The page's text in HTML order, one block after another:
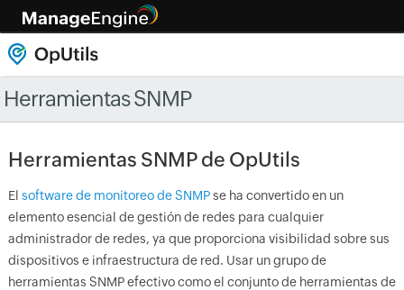
Herramientas SNMP
Herramientas SNMP de OpUtils
El software de monitoreo de SNMPse ha convertido en un
elemento esencial de gestión de redes para cualquier
administrador de redes, ya que proporciona visibilidad sobre sus
dispositivos e infraestructura de red. Usar un grupo de
herramientas SNMP efectivo como el conjunto de herramientas de